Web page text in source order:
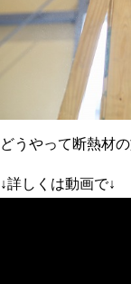
どうやって断熱材
↓詳しくは動画で↓